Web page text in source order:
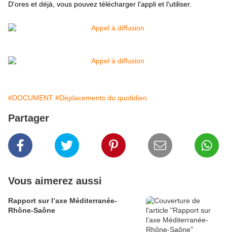
D'ores et déjà, vous pouvez télécharger l'appli et l'utiliser.
#DOCUMENT #Déplacements du quotidien
Partager
Vous aimerez aussi
Rapport sur l’axe Méditerranée-
Rhône-Saône